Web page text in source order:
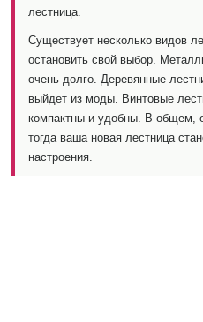
лестница.
Существует несколько видов
остановить свой выбор.
очень долго. Деревянные
выйдет из моды. Винтовые
компактны и удобны. В общем,
тогда ваша новая лестница
настроения.